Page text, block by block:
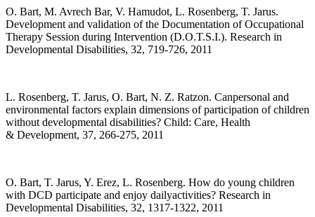
O. Bart, M. Avrech Bar, V. Hamudot, L. Rosenberg, T. Jarus.
Development and validation of the Documentation of Occupational
Therapy Session during Intervention (D.O.T.S.I.). Research in
Developmental Disabilities, 32, 719-726, 2011
L. Rosenberg, T. Jarus, O. Bart, N. Z. Ratzon. Canpersonal and
environmental factors explain dimensions of participation of children
without developmental disabilities? Child: Care, Health
& Development, 37, 266-275, 2011
O. Bart, T. Jarus, Y. Erez, L. Rosenberg. How do young children
with DCD participate and enjoy dailyactivities? Research in
Developmental Disabilities, 32, 1317-1322, 2011